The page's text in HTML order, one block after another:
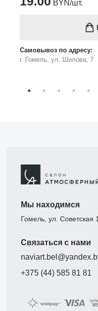
BYN/шт.
Самовывоз по адресу:
г. Гомель, ул. Шилова, 7
Мы находимся
Гомель, ул. Советская
Связаться с нами
+375 (44) 585 81 81